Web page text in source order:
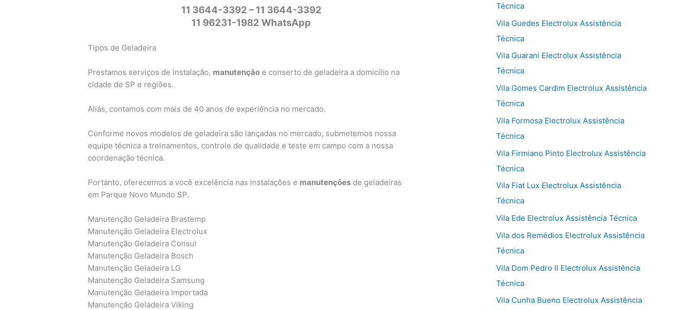
11 3644-3392 – 11 3644-3392
11 96231-1982 WhatsApp
Tipos de Geladeira
Prestamos serviços de instalação, manutenção e conserto de geladeira a domicílio na
cidade de SP e regiões.
Aliás, contamos com mais de 40 anos de experiência no mercado.
Conforme novos modelos de geladeira são lançadas no mercado, submetemos nossa
equipe técnica a treinamentos, controle de qualidade e teste em campo com a nossa
coordenação técnica.
Portanto, oferecemos a você excelência nas instalações e manutenções de geladeiras
em Parque Novo Mundo SP.
Manutenção Geladeira Brastemp
Manutenção Geladeira Electrolux
Manutenção Geladeira Consul
Manutenção Geladeira Bosch
Manutenção Geladeira LG
Manutenção Geladeira Samsung
Manutenção Geladeira Importada
Manutenção Geladeira Viking
Técnica
Vila Guedes Electrolux Assistência
Técnica
Vila Guarani Electrolux Assistência
Técnica
Vila Gomes Cardim Electrolux Assistência
Técnica
Vila Formosa Electrolux Assistência
Técnica
Vila Firmiano Pinto Electrolux Assistência
Técnica
Vila Fiat Lux Electrolux Assistência
Técnica
Vila Ede Electrolux Assistência Técnica
Vila dos Remédios Electrolux Assistência
Técnica
Vila Dom Pedro II Electrolux Assistência
Técnica
Vila Cunha Bueno Electrolux Assistência